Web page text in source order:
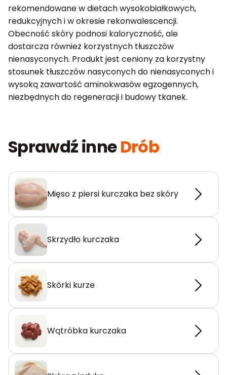
rekomendowane w dietach wysokobiałkowych,
redukcyjnych i w okresie rekonwalescencji.
Obecność skóry podnosi kaloryczność, ale
dostarcza również korzystnych tłuszczów
nienasyconych. Produkt jest ceniony za korzystny
stosunek tłuszczów nasyconych do nienasyconych i
wysoką zawartość aminokwasów egzogennych,
niezbędnych do regeneracji i budowy tkanek.
Sprawdź inneDrób
Mięso z piersi kurczaka bez skóry
Skrzydło kurczaka
Skórki kurze
Wątróbka kurczaka